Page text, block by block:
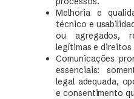
Melhoria e
técnico e
ou agregados,
legítimas e direitos
Comunicações
essenciais:
legal adequada,
e consentimento